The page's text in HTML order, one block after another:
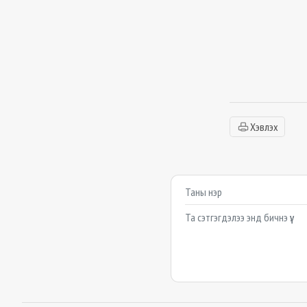
Хэвлэх
Сэтгэгдэл бичих
Example textarea